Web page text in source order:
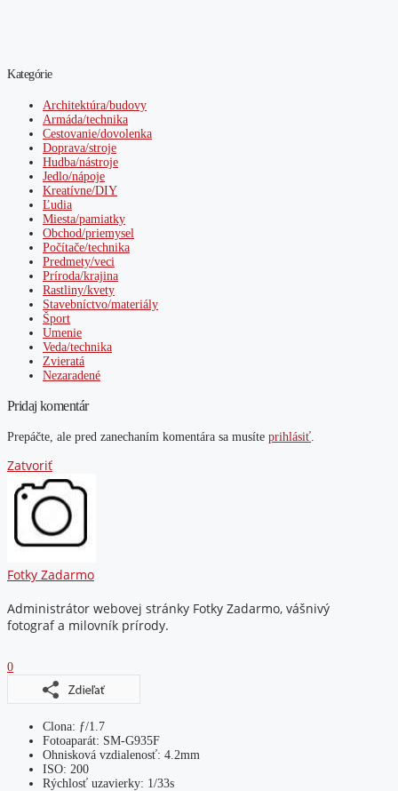
Kategórie
Architektúra/budovy
Armáda/technika
Cestovanie/dovolenka
Doprava/stroje
Hudba/nástroje
Jedlo/nápoje
Kreatívne/DIY
Ľudia
Miesta/pamiatky
Obchod/priemysel
Počítače/technika
Predmety/veci
Príroda/krajina
Rastliny/kvety
Stavebníctvo/materiály
Šport
Umenie
Veda/technika
Zvieratá
Nezaradené
Pridaj komentár
Prepáčte, ale pred zanechaním komentára sa musíte prihlásiť
Zatvoriť
Fotky Zadarmo
Administrátor webovej stránky Fotky Zadarmo, vášnivý
fotograf a milovník prírody.
0
Clona: ƒ/1.7
Fotoaparát: SM-G935F
Ohnisková vzdialenosť: 4.2mm
ISO: 200
Rýchlosť uzavierky: 1/33s